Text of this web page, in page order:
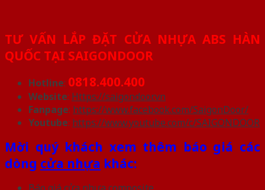
TƯ VẤN LẮP ĐẶT CỬA NHỰA ABS HÀN
QUỐC TẠI SAIGONDOOR
Hotline: 0818.400.400
Website: Https://saigondoor.vn
Fanpage: https://www.facebook.com/SaigonDoor/
Youtube: https://www.youtube.com/c/SAIGONDOOR
Mời quý khách xem thêm báo giá các
dòng cửa nhựa khác: